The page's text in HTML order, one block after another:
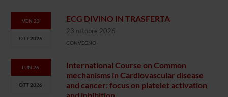
VEN 23
OTT 2026
ECG DIVINO IN TRASFERTA
23 ottobre 2026
CONVEGNO
LUN 26
OTT 2026
International Course on Common
mechanisms in Cardiovascular disease
and cancer: focus on platelet activation